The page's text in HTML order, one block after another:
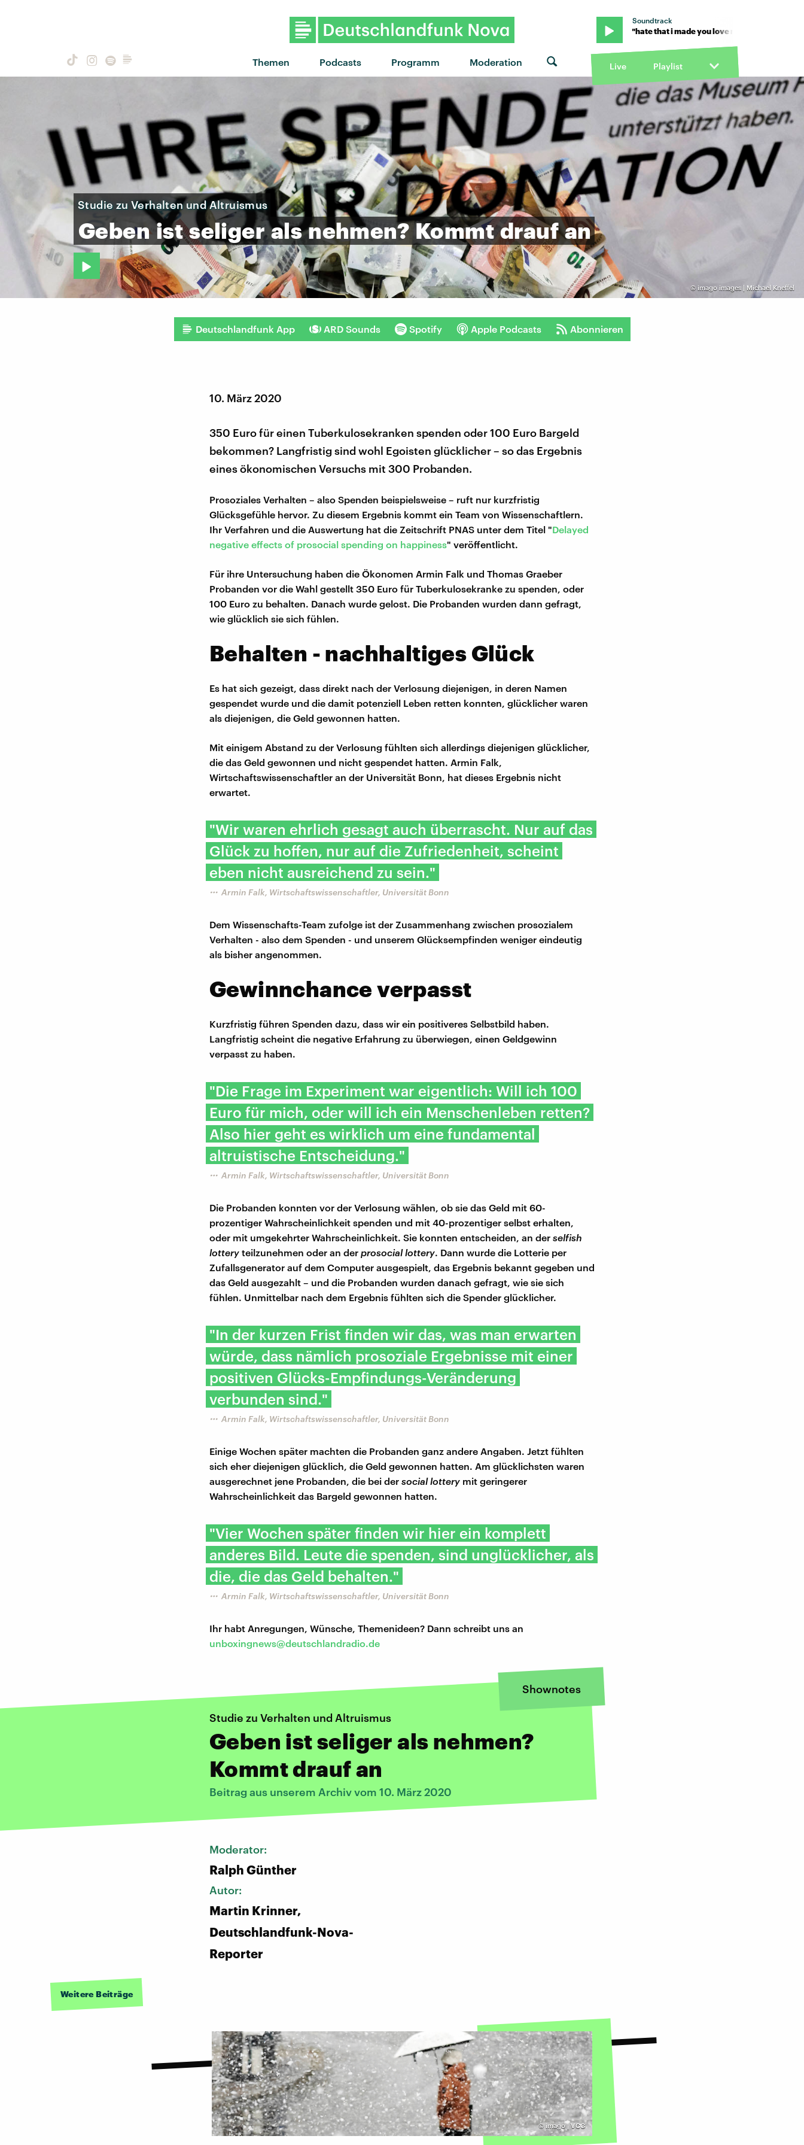
Themen Podcasts Programm Moderation
Soundtrack
"hate that i made you love me" von Ariana Grande · "hate that i made you love me" von Ariana Grande ·
Live Playlist
© imago images | Michael Kneffel
Studie zu Verhalten und Altruismus
Geben ist seliger als nehmen? Kommt drauf an
Deutschlandfunk App ARD Sounds Spotify Apple Podcasts Abonnieren
10. März 2020
350 Euro für einen Tuberkulosekranken spenden oder 100 Euro Bargeld
bekommen? Langfristig sind wohl Egoisten glücklicher – so das Ergebnis
eines ökonomischen Versuchs mit 300 Probanden.
Prosoziales Verhalten – also Spenden beispielsweise – ruft nur kurzfristig
Glücksgefühle hervor. Zu diesem Ergebnis kommt ein Team von Wissenschaftlern.
Ihr Verfahren und die Auswertung hat die Zeitschrift PNAS unter dem Titel "Delayed
negative effects of prosocial spending on happiness" veröffentlicht.
Für ihre Untersuchung haben die Ökonomen Armin Falk und Thomas Graeber
Probanden vor die Wahl gestellt 350 Euro für Tuberkulosekranke zu spenden, oder
100 Euro zu behalten. Danach wurde gelost. Die Probanden wurden dann gefragt,
wie glücklich sie sich fühlen.
Behalten - nachhaltiges Glück
Es hat sich gezeigt, dass direkt nach der Verlosung diejenigen, in deren Namen
gespendet wurde und die damit potenziell Leben retten konnten, glücklicher waren
als diejenigen, die Geld gewonnen hatten.
Mit einigem Abstand zu der Verlosung fühlten sich allerdings diejenigen glücklicher,
die das Geld gewonnen und nicht gespendet hatten. Armin Falk,
Wirtschaftswissenschaftler an der Universität Bonn, hat dieses Ergebnis nicht
erwartet.
"Wir waren ehrlich gesagt auch überrascht. Nur auf das
Glück zu hoffen, nur auf die Zufriedenheit, scheint
eben nicht ausreichend zu sein."
Armin Falk, Wirtschaftswissenschaftler, Universität Bonn
Dem Wissenschafts-Team zufolge ist der Zusammenhang zwischen prosozialem
Verhalten - also dem Spenden - und unserem Glücksempfinden weniger eindeutig
als bisher angenommen.
Gewinnchance verpasst
Kurzfristig führen Spenden dazu, dass wir ein positiveres Selbstbild haben.
Langfristig scheint die negative Erfahrung zu überwiegen, einen Geldgewinn
verpasst zu haben.
"Die Frage im Experiment war eigentlich: Will ich 100
Euro für mich, oder will ich ein Menschenleben retten?
Also hier geht es wirklich um eine fundamental
altruistische Entscheidung."
Armin Falk, Wirtschaftswissenschaftler, Universität Bonn
Die Probanden konnten vor der Verlosung wählen, ob sie das Geld mit 60-
prozentiger Wahrscheinlichkeit spenden und mit 40-prozentiger selbst erhalten,
oder mit umgekehrter Wahrscheinlichkeit. Sie konnten entscheiden, an der selfish
lottery teilzunehmen oder an der prosocial lottery. Dann wurde die Lotterie per
Zufallsgenerator auf dem Computer ausgespielt, das Ergebnis bekannt gegeben und
das Geld ausgezahlt – und die Probanden wurden danach gefragt, wie sie sich
fühlen. Unmittelbar nach dem Ergebnis fühlten sich die Spender glücklicher.
"In der kurzen Frist finden wir das, was man erwarten
würde, dass nämlich prosoziale Ergebnisse mit einer
positiven Glücks-Empfindungs-Veränderung
verbunden sind."
Armin Falk, Wirtschaftswissenschaftler, Universität Bonn
Einige Wochen später machten die Probanden ganz andere Angaben. Jetzt fühlten
sich eher diejenigen glücklich, die Geld gewonnen hatten. Am glücklichsten waren
ausgerechnet jene Probanden, die bei der social lottery mit geringerer
Wahrscheinlichkeit das Bargeld gewonnen hatten.
"Vier Wochen später finden wir hier ein komplett
anderes Bild. Leute die spenden, sind unglücklicher, als
die, die das Geld behalten."
Armin Falk, Wirtschaftswissenschaftler, Universität Bonn
Ihr habt Anregungen, Wünsche, Themenideen? Dann schreibt uns an
unboxingnews@deutschlandradio.de
Shownotes
Studie zu Verhalten und Altruismus
Geben ist seliger als nehmen?
Kommt drauf an
Beitrag aus unserem Archiv vom 10. März 2020
Moderator:
Ralph Günther
Autor:
Martin Krinner,
Deutschlandfunk-Nova-
Reporter
Weitere Beiträge
© imago | VCG